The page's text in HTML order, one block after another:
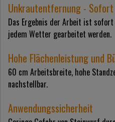
Unkrautentfernung -
Das Ergebnis der Arbeit ist
jedem Wetter gearbeitet werden.
Hohe Flächenleistung und
60 cm Arbeitsbreite, hohe
nachstellbar.
Anwendungssicherheit